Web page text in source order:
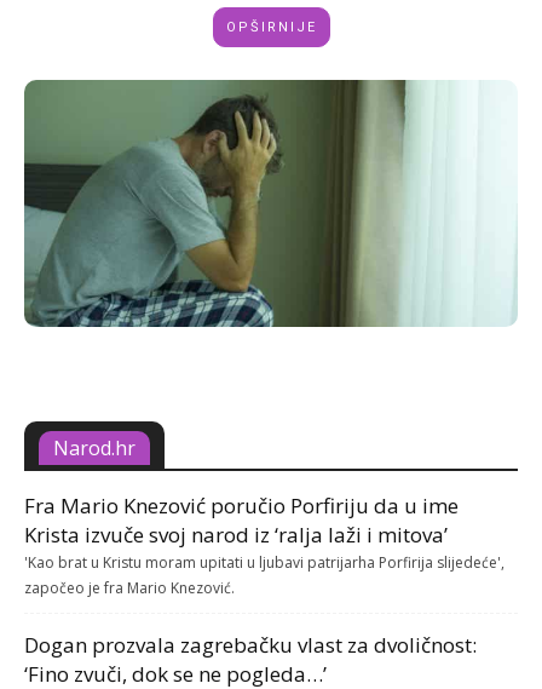
OPŠIRNIJE
Narod.hr
Fra Mario Knezović poručio Porfiriju da u ime
Krista izvuče svoj narod iz ‘ralja laži i mitova’
'Kao brat u Kristu moram upitati u ljubavi patrijarha Porfirija slijedeće',
započeo je fra Mario Knezović.
Dogan prozvala zagrebačku vlast za dvoličnost:
‘Fino zvuči, dok se ne pogleda…’